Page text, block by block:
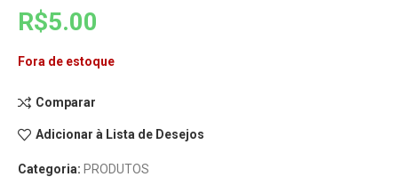
R$5.00
Fora de estoque
Comparar
Adicionar à Lista de Desejos
Categoria: PRODUTOS